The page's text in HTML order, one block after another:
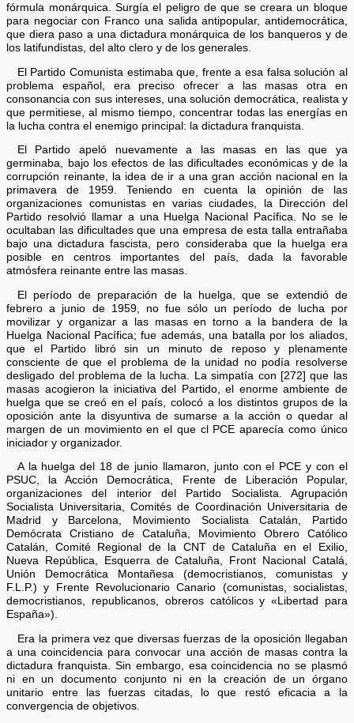
fórmula monárquica. Surgía el peligro de que se creara un bloque
para negociar con Franco una salida antipopular, antidemocrática,
que diera paso a una dictadura monárquica de los banqueros y de
los latifundistas, del alto clero y de los generales.
El Partido Comunista estimaba que, frente a esa falsa solución al
problema español, era preciso ofrecer a las masas otra en
consonancia con sus intereses, una solución democrática, realista y
que permitiese, al mismo tiempo, concentrar todas las energías en
la lucha contra el enemigo principal: la dictadura franquista.
El Partido apeló nuevamente a las masas en las que ya
germinaba, bajo los efectos de las dificultades económicas y de la
corrupción reinante, la idea de ir a una gran acción nacional en la
primavera de 1959. Teniendo en cuenta la opinión de las
organizaciones comunistas en varias ciudades, la Dirección del
Partido resolvió llamar a una Huelga Nacional Pacífica. No se le
ocultaban las dificultades que una empresa de esta talla entrañaba
bajo una dictadura fascista, pero consideraba que la huelga era
posible en centros importantes del país, dada la favorable
atmósfera reinante entre las masas.
El período de preparación de la huelga, que se extendió de
febrero a junio de 1959, no fue sólo un período de lucha por
movilizar y organizar a las masas en torno a la bandera de la
Huelga Nacional Pacífica; fue además, una batalla por los aliados,
que el Partido libró sin un minuto de reposo y plenamente
consciente de que el problema de la unidad no podía resolverse
desligado del problema de la lucha. La simpatía con [272] que las
masas acogieron la iniciativa del Partido, el enorme ambiente de
huelga que se creó en el país, colocó a los distintos grupos de la
oposición ante la disyuntiva de sumarse a la acción o quedar al
margen de un movimiento en el que cl PCE aparecía como único
iniciador y organizador.
A la huelga del 18 de junio llamaron, junto con el PCE y con el
PSUC, la Acción Democrática, Frente de Liberación Popular,
organizaciones del interior del Partido Socialista. Agrupación
Socialista Universitaria, Comités de Coordinación Universitaria de
Madrid y Barcelona, Movimiento Socialista Catalán, Partido
Demócrata Cristiano de Cataluña, Movimiento Obrero Católico
Catalán, Comité Regional de la CNT de Cataluña en el Exilio,
Nueva República, Esquerra de Cataluña, Front Nacional Catalá,
Unión Democrática Montañesa (democristianos, comunistas y
F.L.P.) y Frente Revolucionario Canario (comunistas, socialistas,
democristianos, republicanos, obreros católicos y «Libertad para
España»).
Era la primera vez que diversas fuerzas de la oposición llegaban
a una coincidencia para convocar una acción de masas contra la
dictadura franquista. Sin embargo, esa coincidencia no se plasmó
ni en un documento conjunto ni en la creación de un órgano
unitario entre las fuerzas citadas, lo que restó eficacia a la
convergencia de objetivos.